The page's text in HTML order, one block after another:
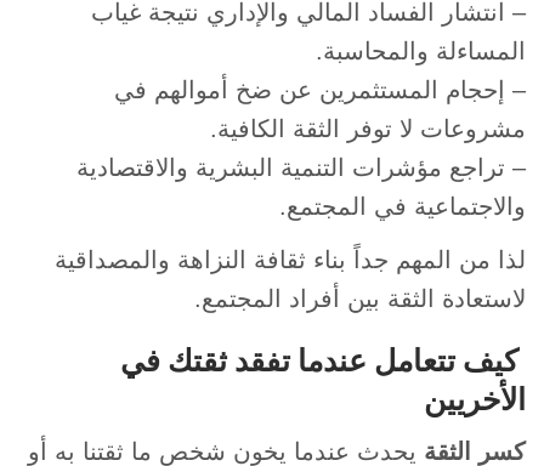
– انتشار الفساد المالي والإداري نتيجة غياب
المساءلة والمحاسبة.
– إحجام المستثمرين عن ضخ أموالهم في
مشروعات لا توفر الثقة الكافية.
– تراجع مؤشرات التنمية البشرية والاقتصادية
والاجتماعية في المجتمع.
لذا من المهم جداً بناء ثقافة النزاهة والمصداقية
لاستعادة الثقة بين أفراد المجتمع.
كيف تتعامل عندما تفقد ثقتك في
الأخريين
كسر الثقة يحدث عندما يخون شخص ما ثقتنا به أو